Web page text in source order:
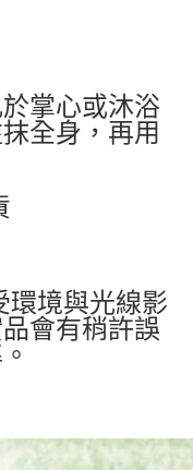
掌心或沐浴
全身，再用
環境與光線影
會有稍許誤